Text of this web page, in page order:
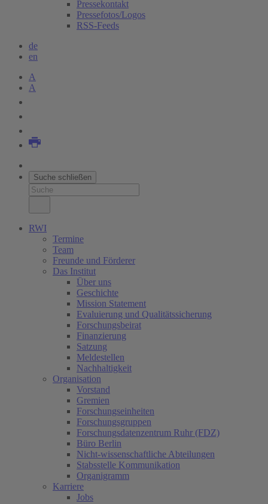
Pressekontakt
Pressefotos/Logos
RSS-Feeds
de
en
A
A
Suche schließen
RWI
Termine
Team
Freunde und Förderer
Das Institut
Über uns
Geschichte
Mission Statement
Evaluierung und Qualitätssicherung
Forschungsbeirat
Finanzierung
Satzung
Meldestellen
Nachhaltigkeit
Organisation
Vorstand
Gremien
Forschungseinheiten
Forschungsgruppen
Forschungsdatenzentrum Ruhr (FDZ)
Büro Berlin
Nicht-wissenschaftliche Abteilungen
Stabsstelle Kommunikation
Organigramm
Karriere
Jobs